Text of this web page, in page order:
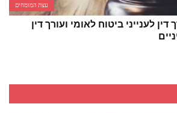
עצת המומחים
לענייני ביטוח לאומי ועורך דין